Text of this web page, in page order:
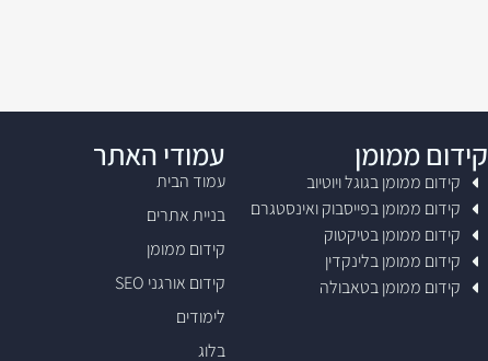
קידום ממומן
קידום ממומן בגוגל ויוטיוב
קידום ממומן בפייסבוק ואינסטגרם
קידום ממומן בטיקטוק
קידום ממומן בלינקדין
קידום ממומן בטאבולה
עמודי האתר
עמוד הבית
בניית אתרים
קידום ממומן
קידום אורגני SEO
לימודים
בלוג